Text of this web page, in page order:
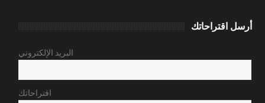
أرسل اقتراحاتك
البريد الإلكتروني
اقتراحاتك